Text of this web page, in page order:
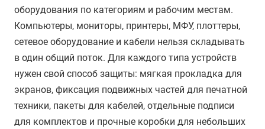
оборудования по категориям и рабочим местам.
Компьютеры, мониторы, принтеры, МФУ, плоттеры,
сетевое оборудование и кабели нельзя складывать
в один общий поток. Для каждого типа устройств
нужен свой способ защиты: мягкая прокладка для
экранов, фиксация подвижных частей для печатной
техники, пакеты для кабелей, отдельные подписи
для комплектов и прочные коробки для небольших